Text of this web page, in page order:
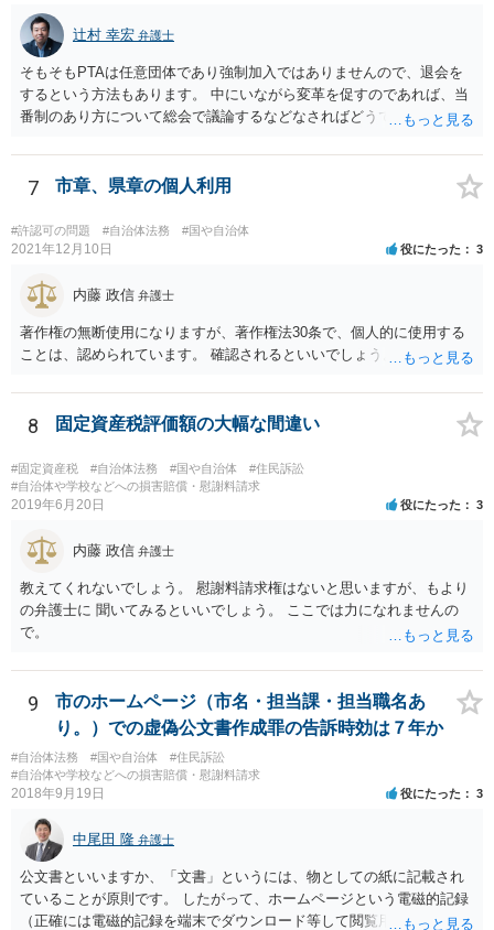
辻村 幸宏 弁護士
そもそもPTAは任意団体であり強制加入ではありませんので、退会を
するという方法もあります。 中にいながら変革を促すのであれば、当
番制のあり方について総会で議論するなどなさればどうでしょうか。
7 市章、県章の個人利用
#許認可の問題 #自治体法務 #国や自治体
2021年12月10日 役にたった 3
内藤 政信 弁護士
著作権の無断使用になりますが、著作権法30条で、個人的に使用する
ことは、認められています。 確認されるといいでしょう。
8 固定資産税評価額の大幅な間違い
#固定資産税 #自治体法務 #国や自治体
#住民訴訟
#自治体や学校などへの損害賠償・慰謝料請求
2019年6月20日 役にたった 3
内藤 政信 弁護士
教えてくれないでしょう。 慰謝料請求権はないと思いますが、もより
の弁護士に 聞いてみるといいでしょう。 ここでは力になれませんの
で。
9
市のホームページ（市名・担当課・担当職名あ
り。）での虚偽公文書作成罪の告訴時効は７年か
#自治体法務 #国や自治体
#住民訴訟
#自治体や学校などへの損害賠償・慰謝料請求
2018年9月19日 役にたった 3
中尾田 隆 弁護士
公文書といいますか、「文書」というには、物としての紙に記載され
ていることが原則です。 したがって、ホームページという電磁的記録
（正確には電磁的記録を端末でダウンロード等して閲覧用のソフトで